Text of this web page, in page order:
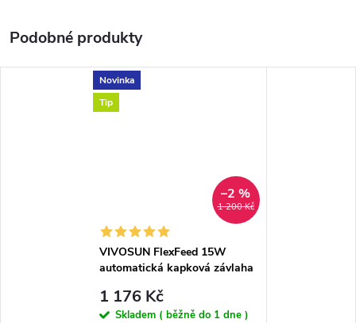
Novinka
Tip
1 200 Kč
–2 %
VIVOSUN FlexFeed 15W
automatická kapková závlaha
1 176 Kč
Skladem ( běžně do 1 dne )